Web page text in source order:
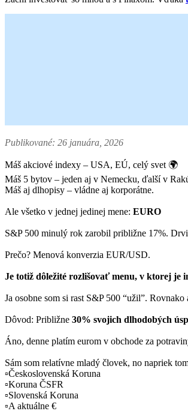
Publikované: 26 januára, 2026
Máš akciové indexy – USA, EÚ, celý svet 🌍
Máš 5 bytov – jeden aj v Nemecku, ďalší v
Máš aj dlhopisy – vládne aj korporátne.
Ale všetko v jednej jedinej mene: EURO
S&P 500 minulý rok zarobil približne 17%.
Prečo? Menová konverzia EUR/USD.
Je totiž dôležité rozlišovať menu, v ktorej je
Ja osobne som si rast S&P 500 “užil”.
Dôvod: Približne 30% svojich dlhodobých
Áno, denne platím eurom v obchode za
Sám som relatívne mladý človek, no napriek
▫️Československá Koruna
▫️Koruna ČSFR
▫️Slovenská Koruna
▫️A aktuálne €